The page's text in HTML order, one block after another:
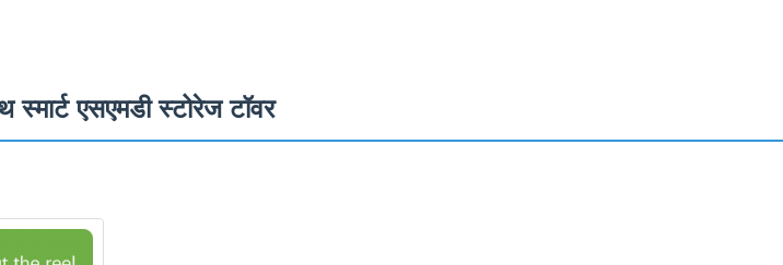
एसएमडी स्टोरेज टॉवर